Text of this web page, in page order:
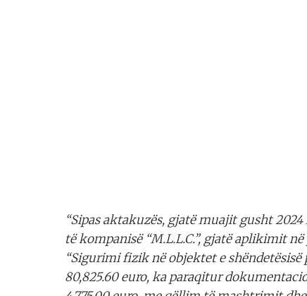
“Sipas aktakuzës, gjatë muajit gusht
të kompanisë “M.L.L.C.”, gjatë aplikimit
“Sigurimi fizik në objektet e
80,825.60 euro, ka paraqitur